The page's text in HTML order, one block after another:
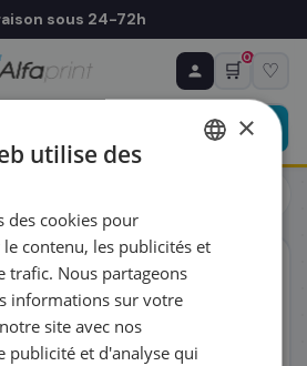
sous 24-72h
🛒
0
♡
achat — notre équipe
personnalisé
×
utilise des
des cookies pour
contenu, les publicités et
trafic. Nous partageons
informations sur votre
site avec nos
publicité et d'analyse qui